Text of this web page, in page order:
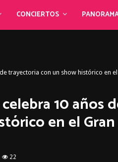
CONCIERTOS
trayectoria con un show histórico en
10 años
en el
22